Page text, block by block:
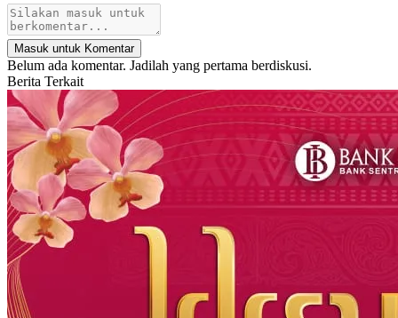
Masuk untuk Komentar
Belum ada komentar. Jadilah yang pertama berdiskusi.
Berita Terkait